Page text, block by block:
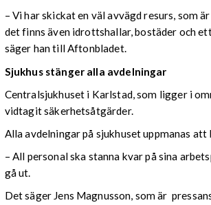
– Vi har skickat en väl avvägd resurs, som
det finns även idrottshallar, bostäder och
säger han till Aftonbladet.
Sjukhus stänger alla avdelningar
Centralsjukhuset i Karlstad, som ligger i
vidtagit säkerhetsåtgärder.
Alla avdelningar på sjukhuset uppmanas att
– All personal ska stanna kvar på sina
gå ut.
Det säger Jens Magnusson, som är